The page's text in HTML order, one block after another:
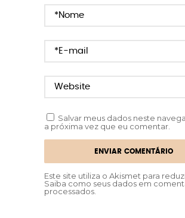
Salvar meus dados neste
a próxima vez que eu comentar.
Este site utiliza o Akismet para
Saiba como seus dados em
processados